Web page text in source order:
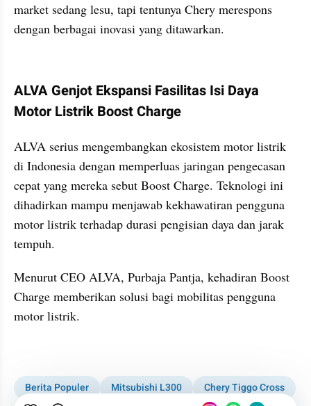
market sedang lesu, tapi tentunya Chery merespons
dengan berbagai inovasi yang ditawarkan.
ALVA Genjot Ekspansi Fasilitas Isi Daya
Motor Listrik Boost Charge
ALVA serius mengembangkan ekosistem motor listrik
di Indonesia dengan memperluas jaringan pengecasan
cepat yang mereka sebut Boost Charge. Teknologi ini
dihadirkan mampu menjawab kekhawatiran pengguna
motor listrik terhadap durasi pengisian daya dan jarak
tempuh.
Menurut CEO ALVA, Purbaja Pantja, kehadiran Boost
Charge memberikan solusi bagi mobilitas pengguna
motor listrik.
Berita Populer Mitsubishi L300
Chery Tiggo Cross